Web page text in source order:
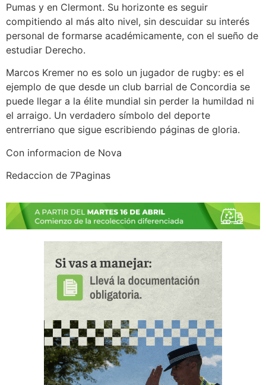
Pumas y en Clermont. Su horizonte es seguir
compitiendo al más alto nivel, sin descuidar su interés
personal de formarse académicamente, con el sueño de
estudiar Derecho.
Marcos Kremer no es solo un jugador de rugby: es el
ejemplo de que desde un club barrial de Concordia se
puede llegar a la élite mundial sin perder la humildad ni
el arraigo. Un verdadero símbolo del deporte
entrerriano que sigue escribiendo páginas de gloria.
Con informacion de Nova
Redaccion de 7Paginas